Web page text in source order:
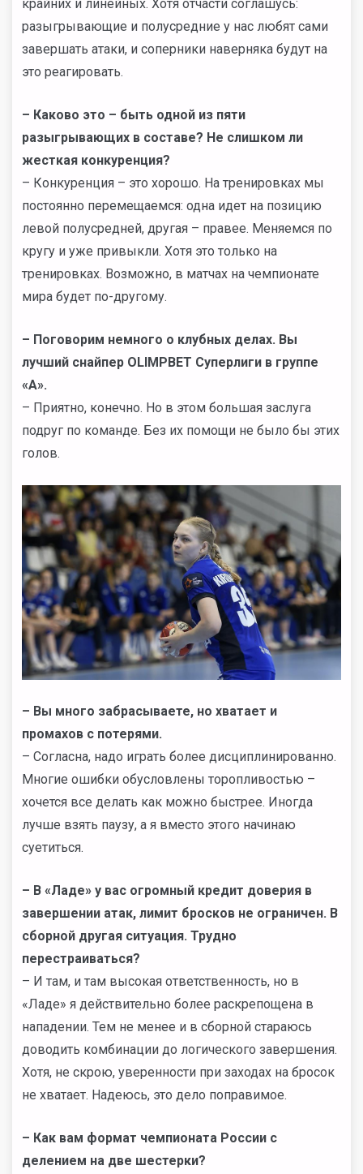
крайних и линейных. Хотя отчасти соглашусь:
разыгрывающие и полусредние у нас любят сами
завершать атаки, и соперники наверняка будут на
это реагировать.
– Каково это – быть одной из пяти
разыгрывающих в составе? Не слишком ли
жесткая конкуренция?
– Конкуренция – это хорошо. На тренировках мы
постоянно перемещаемся: одна идет на позицию
левой полусредней, другая – правее. Меняемся по
кругу и уже привыкли. Хотя это только на
тренировках. Возможно, в матчах на чемпионате
мира будет по-другому.
– Поговорим немного о клубных делах. Вы
лучший снайпер OLIMPBET Суперлиги в группе
«А».
– Приятно, конечно. Но в этом большая заслуга
подруг по команде. Без их помощи не было бы этих
голов.
– Вы много забрасываете, но хватает и
промахов с потерями.
– Согласна, надо играть более дисциплинированно.
Многие ошибки обусловлены торопливостью –
хочется все делать как можно быстрее. Иногда
лучше взять паузу, а я вместо этого начинаю
суетиться.
– В «Ладе» у вас огромный кредит доверия в
завершении атак, лимит бросков не ограничен. В
сборной другая ситуация. Трудно
перестраиваться?
– И там, и там высокая ответственность, но в
«Ладе» я действительно более раскрепощена в
нападении. Тем не менее и в сборной стараюсь
доводить комбинации до логического завершения.
Хотя, не скрою, уверенности при заходах на бросок
не хватает. Надеюсь, это дело поправимое.
– Как вам формат чемпионата России с
делением на две шестерки?